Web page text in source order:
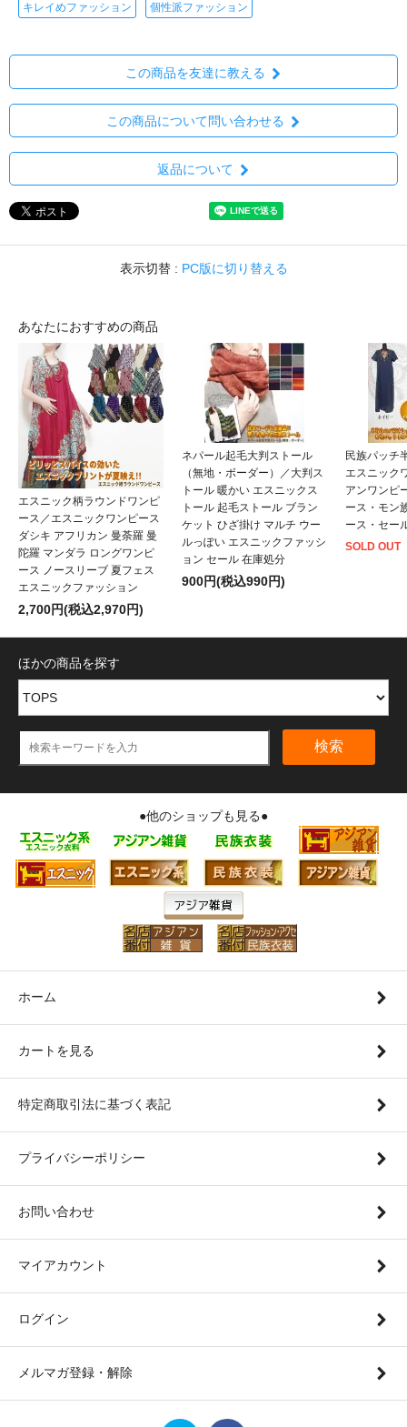
キレイめファッション 個性派ファッション
この商品を友達に教える
この商品について問い合わせる
返品について
表示切替 : PC版に切り替える
あなたにおすすめの商品
エスニック柄ラウンドワンピ
ース／エスニックワンピース
ダシキ アフリカン 曼荼羅 曼
陀羅 マンダラ ロングワンピ
ース ノースリーブ 夏フェス
エスニックファッション
2,700円(税込2,970円)
ネパール起毛大判ストール
（無地・ボーダー）／大判ス
トール 暖かい エスニックス
トール 起毛ストール ブラン
ケット ひざ掛け マルチ ウー
ルっぽい エスニックファッシ
ョン セール 在庫処分
900円(税込990円)
民族パッチ
エスニック
アンワンピ
ース・モン
ース・セー
SOLD OUT
ほかの商品を探す
検索
●他のショップも見る●
ホーム
カートを見る
特定商取引法に基づく表記
プライバシーポリシー
お問い合わせ
マイアカウント
ログイン
メルマガ登録・解除